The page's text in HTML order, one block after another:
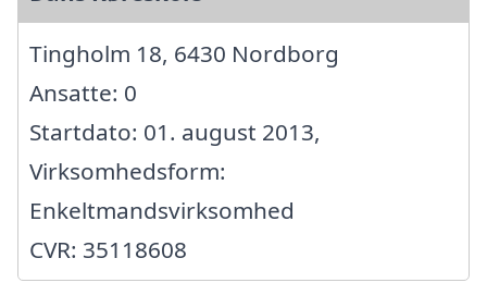
Tingholm 18, 6430 Nordborg
Ansatte: 0
Startdato: 01. august 2013,
Virksomhedsform:
Enkeltmandsvirksomhed
CVR: 35118608